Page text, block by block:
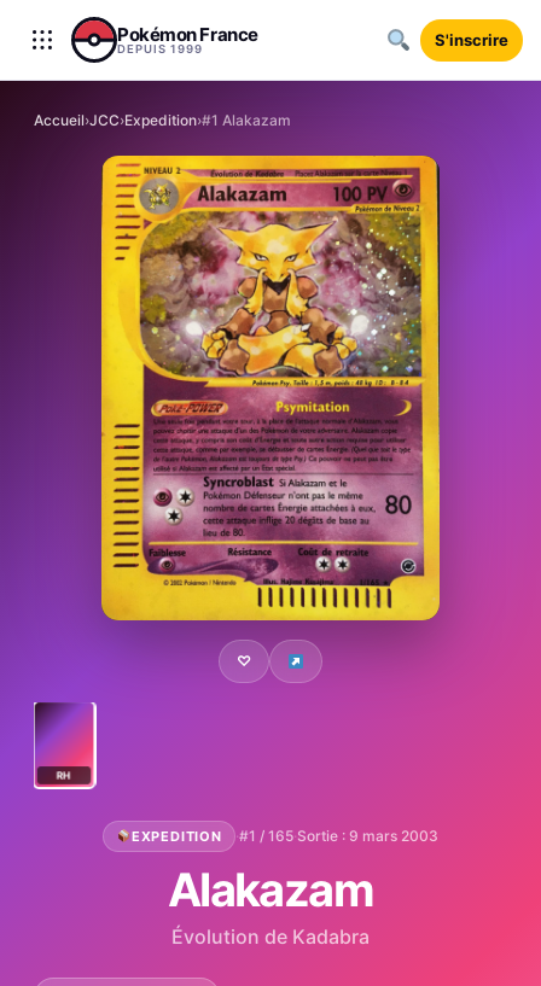
Aller au contenu
Pokémon France
DEPUIS 1999 S'inscrire
Accueil›JCC›Expedition›#1 Alakazam
♡
RH
EXPEDITION ·#1 / 165·Sortie : 9 mars 2003
Alakazam
Évolution de Kadabra